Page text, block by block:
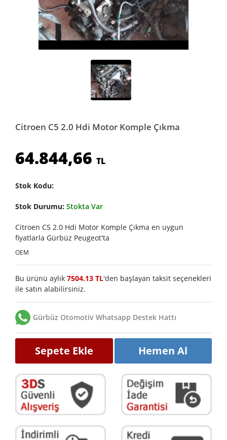
Citroen C5 2.0 Hdi Motor Komple Çıkma
64.844,66 TL
Stok Kodu:
Stok Durumu: Stokta Var
Citroen C5 2.0 Hdi Motor Komple Çıkma en uygun
fiyatlarla Gürbüz Peugeot'ta
OEM
Bu ürünü aylık 7504.13 TL'den başlayan taksit seçenekleri
ile satın alabilirsiniz.
Gürbüz Otomotiv Whatsapp Destek Hattı
Sepete Ekle Hemen Al